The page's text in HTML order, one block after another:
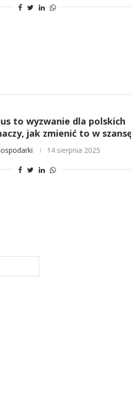
to wyzwanie dla polskich
jak zmienić to w
14 sierpnia 2025